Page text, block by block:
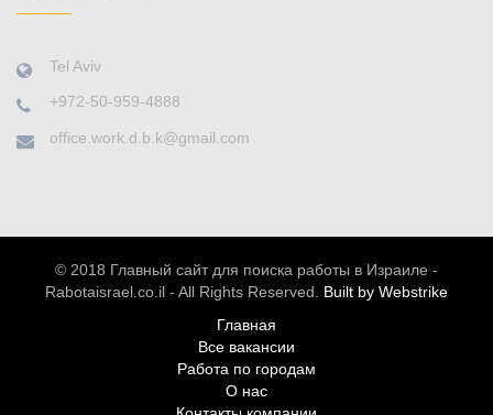
Tel Aviv
+972-50-959-4888
office.work.d.b.k@gmail.com
© 2018 Главный сайт для поиска работы в Израиле -
Rabotaisrael.co.il - All Rights Reserved. Built by Webstrike
Главная
Все вакансии
Работа по городам
О нас